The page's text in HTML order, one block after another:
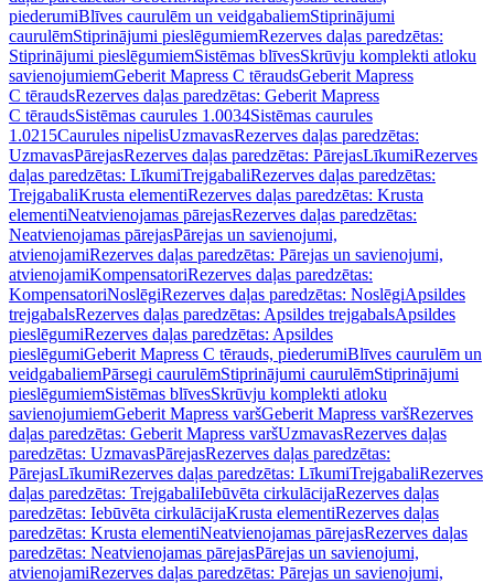
piederumiBlīves caurulēm un veidgabaliemStiprinājumi
caurulēmStiprinājumi pieslēgumiemRezerves daļas paredzētas:
Stiprinājumi pieslēgumiemSistēmas blīvesSkrūvju komplekti atloku
savienojumiemGeberit Mapress C tēraudsGeberit Mapress
C tēraudsRezerves daļas paredzētas: Geberit Mapress
C tēraudsSistēmas caurules 1.0034Sistēmas caurules
1.0215Caurules nipelisUzmavasRezerves daļas paredzētas:
UzmavasPārejasRezerves daļas paredzētas: PārejasLīkumiRezerves
daļas paredzētas: LīkumiTrejgabaliRezerves daļas paredzētas:
TrejgabaliKrusta elementiRezerves daļas paredzētas: Krusta
elementiNeatvienojamas pārejasRezerves daļas paredzētas:
Neatvienojamas pārejasPārejas un savienojumi,
atvienojamiRezerves daļas paredzētas: Pārejas un savienojumi,
atvienojamiKompensatoriRezerves daļas paredzētas:
KompensatoriNoslēgiRezerves daļas paredzētas: NoslēgiApsildes
trejgabalsRezerves daļas paredzētas: Apsildes trejgabalsApsildes
pieslēgumiRezerves daļas paredzētas: Apsildes
pieslēgumiGeberit Mapress C tērauds, piederumiBlīves caurulēm un
veidgabaliemPārsegi caurulēmStiprinājumi caurulēmStiprinājumi
pieslēgumiemSistēmas blīvesSkrūvju komplekti atloku
savienojumiemGeberit Mapress varšGeberit Mapress varšRezerves
daļas paredzētas: Geberit Mapress varšUzmavasRezerves daļas
paredzētas: UzmavasPārejasRezerves daļas paredzētas:
PārejasLīkumiRezerves daļas paredzētas: LīkumiTrejgabaliRezerves
daļas paredzētas: TrejgabaliIebūvēta cirkulācijaRezerves daļas
paredzētas: Iebūvēta cirkulācijaKrusta elementiRezerves daļas
paredzētas: Krusta elementiNeatvienojamas pārejasRezerves daļas
paredzētas: Neatvienojamas pārejasPārejas un savienojumi,
atvienojamiRezerves daļas paredzētas: Pārejas un savienojumi,